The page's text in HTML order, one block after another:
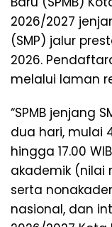
2026/2027
(SMP) jalur
2026.
melalui laman
“SPMB jenjang
dua hari, mulai
hingga 17.00
akademik
serta
nasional, dan